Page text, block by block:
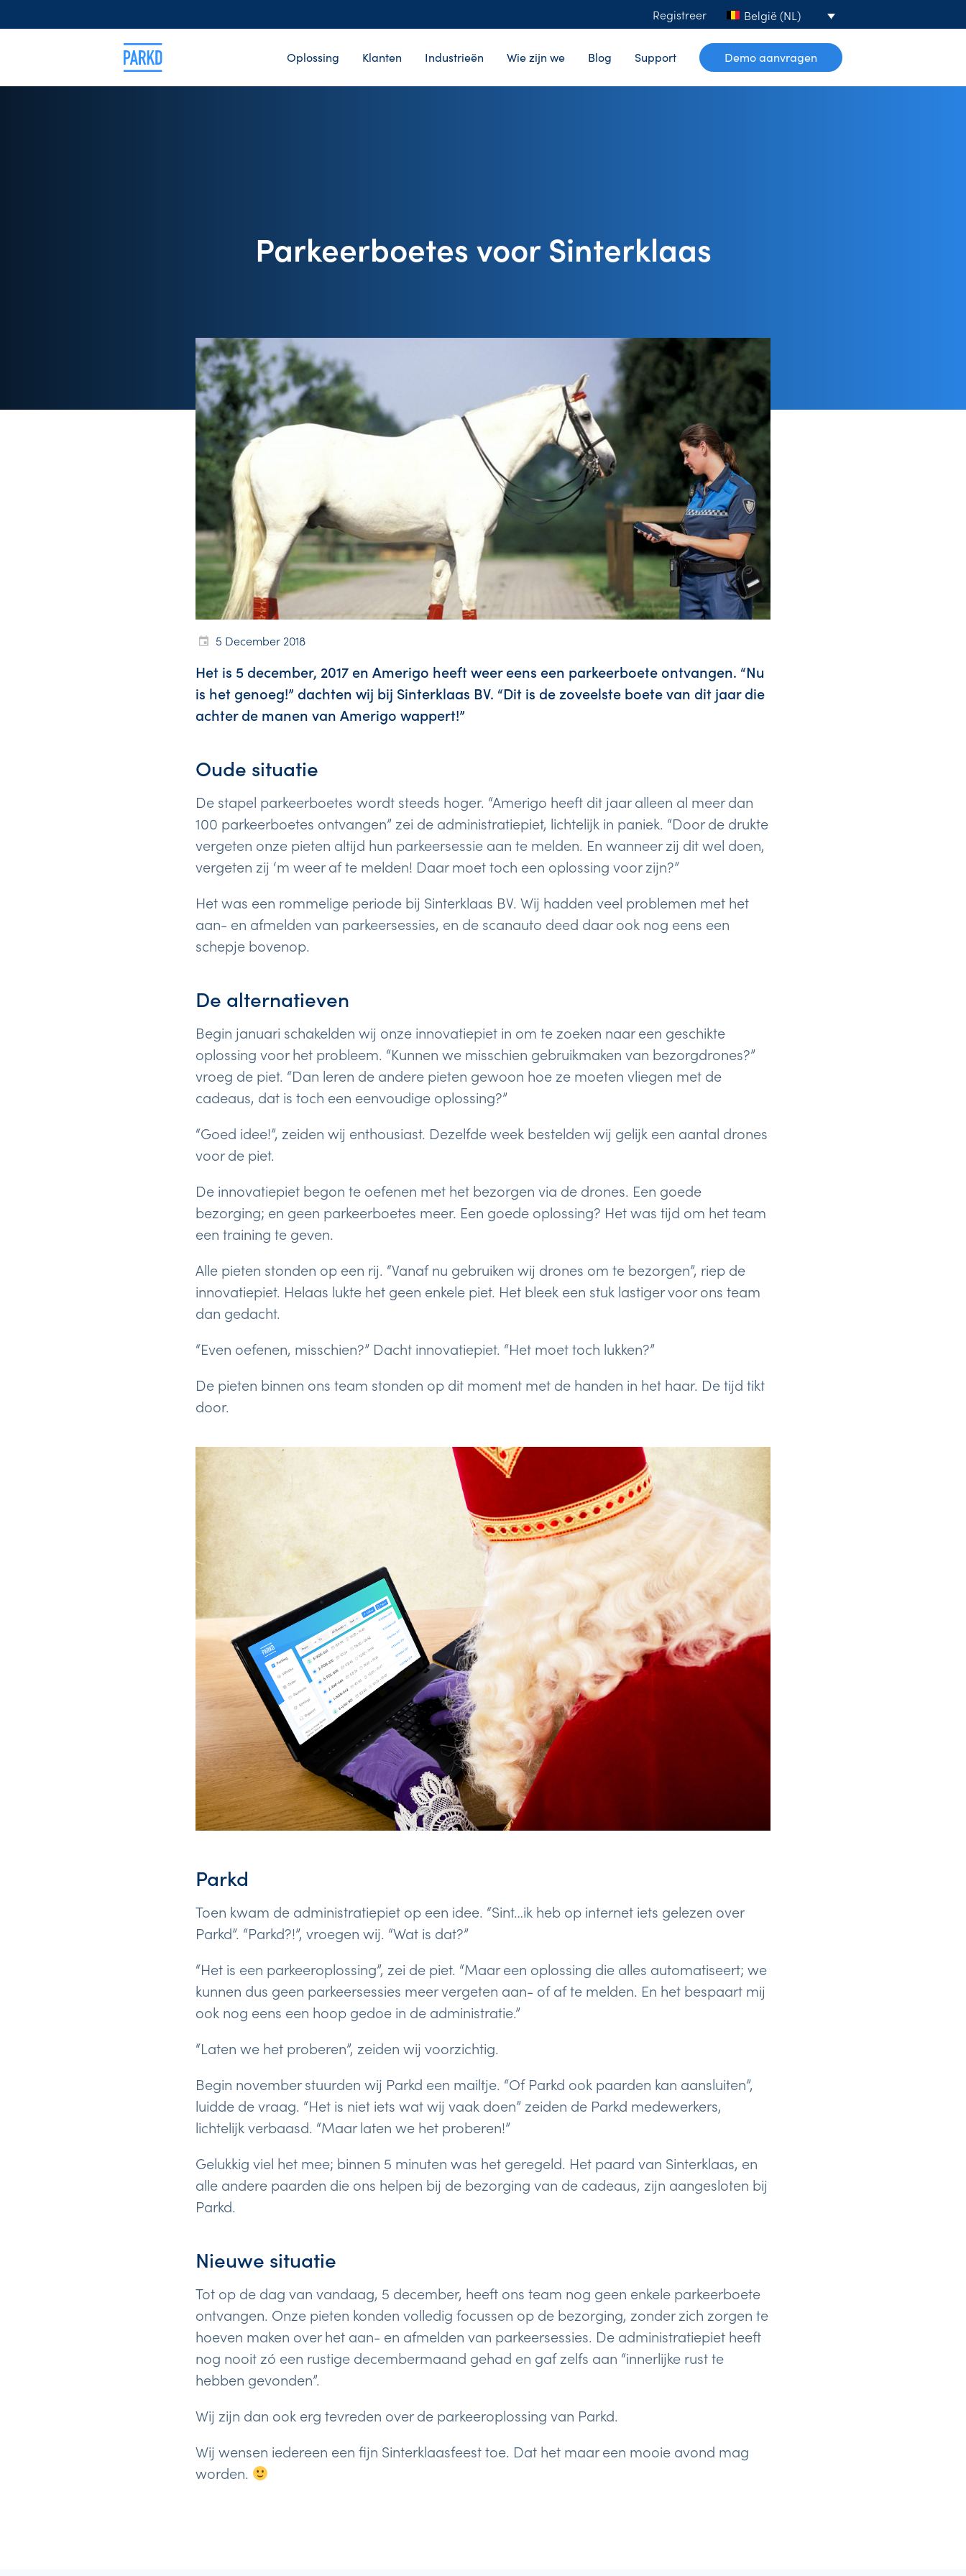
Registreer België (NL)
Oplossing Klanten Industrieën Wie zijn we Blog Support Demo aanvragen
Parkeerboetes voor Sinterklaas
5 December 2018
Het is 5 december, 2017 en Amerigo heeft weer eens een parkeerboete ontvangen. “Nu
is het genoeg!” dachten wij bij Sinterklaas BV. “Dit is de zoveelste boete van dit jaar die
achter de manen van Amerigo wappert!”
Oude situatie
De stapel parkeerboetes wordt steeds hoger. “Amerigo heeft dit jaar alleen al meer dan
100 parkeerboetes ontvangen” zei de administratiepiet, lichtelijk in paniek. “Door de drukte
vergeten onze pieten altijd hun parkeersessie aan te melden. En wanneer zij dit wel doen,
vergeten zij ‘m weer af te melden! Daar moet toch een oplossing voor zijn?”
Het was een rommelige periode bij Sinterklaas BV. Wij hadden veel problemen met het
aan- en afmelden van parkeersessies, en de scanauto deed daar ook nog eens een
schepje bovenop.
De alternatieven
Begin januari schakelden wij onze innovatiepiet in om te zoeken naar een geschikte
oplossing voor het probleem. “Kunnen we misschien gebruikmaken van bezorgdrones?”
vroeg de piet. “Dan leren de andere pieten gewoon hoe ze moeten vliegen met de
cadeaus, dat is toch een eenvoudige oplossing?”
“Goed idee!”, zeiden wij enthousiast. Dezelfde week bestelden wij gelijk een aantal drones
voor de piet.
De innovatiepiet begon te oefenen met het bezorgen via de drones. Een goede
bezorging; en geen parkeerboetes meer. Een goede oplossing? Het was tijd om het team
een training te geven.
Alle pieten stonden op een rij. “Vanaf nu gebruiken wij drones om te bezorgen”, riep de
innovatiepiet. Helaas lukte het geen enkele piet. Het bleek een stuk lastiger voor ons team
dan gedacht.
“Even oefenen, misschien?” Dacht innovatiepiet. “Het moet toch lukken?”
De pieten binnen ons team stonden op dit moment met de handen in het haar. De tijd tikt
door.
Parkd
Toen kwam de administratiepiet op een idee. “Sint…ik heb op internet iets gelezen over
Parkd”. “Parkd?!”, vroegen wij. “Wat is dat?”
“Het is een parkeeroplossing”, zei de piet. “Maar een oplossing die alles automatiseert; we
kunnen dus geen parkeersessies meer vergeten aan- of af te melden. En het bespaart mij
ook nog eens een hoop gedoe in de administratie.”
“Laten we het proberen”, zeiden wij voorzichtig.
Begin november stuurden wij Parkd een mailtje. “Of Parkd ook paarden kan aansluiten”,
luidde de vraag. “Het is niet iets wat wij vaak doen” zeiden de Parkd medewerkers,
lichtelijk verbaasd. “Maar laten we het proberen!”
Gelukkig viel het mee; binnen 5 minuten was het geregeld. Het paard van Sinterklaas, en
alle andere paarden die ons helpen bij de bezorging van de cadeaus, zijn aangesloten bij
Parkd.
Nieuwe situatie
Tot op de dag van vandaag, 5 december, heeft ons team nog geen enkele parkeerboete
ontvangen. Onze pieten konden volledig focussen op de bezorging, zonder zich zorgen te
hoeven maken over het aan- en afmelden van parkeersessies. De administratiepiet heeft
nog nooit zó een rustige decembermaand gehad en gaf zelfs aan “innerlijke rust te
hebben gevonden”.
Wij zijn dan ook erg tevreden over de parkeeroplossing van Parkd.
Wij wensen iedereen een fijn Sinterklaasfeest toe. Dat het maar een mooie avond mag
worden.